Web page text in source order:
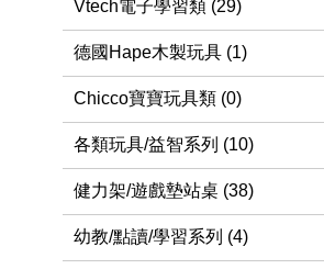
Vtech電子學習類 (29)
德國Hape木製玩具 (1)
Chicco寶寶玩具類 (0)
各類玩具/益智系列 (10)
健力架/遊戲墊站桌 (38)
幼教/點讀/學習系列 (4)